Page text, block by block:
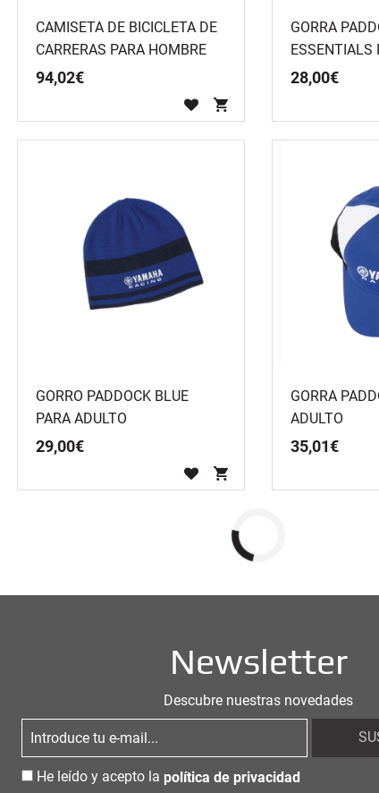
CAMISETA DE BICICLETA DE
CARRERAS PARA HOMBRE
94,02€
GORRA
ESSENTIALS
NEGRA
28,00€
GORRO PADDOCK BLUE
PARA ADULTO
29,00€
GORRA
ADULTO
35,01€
Newsletter
Descubre nuestras novedades
He leído y acepto la política de privacidad